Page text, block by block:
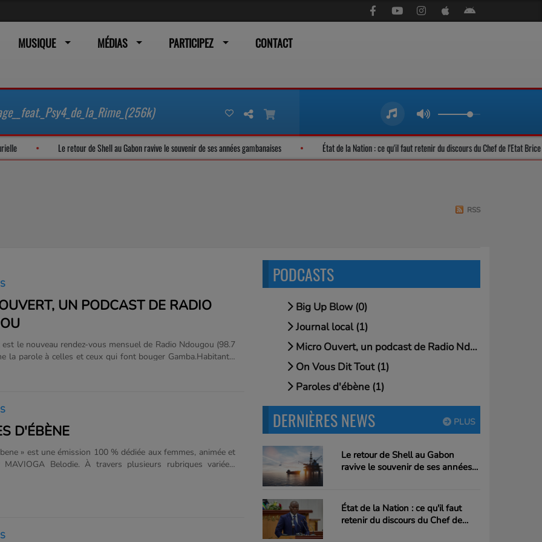
MUSIQUE MÉDIAS PARTICIPEZ CONTACT
plurielle Le retour de Shell au Gabon ravive le souvenir de ses années gambanaises État de la Nation : ce qu'il faut retenir du discours du Chef de
RSS
UN PODCAST DE RADIO
le nouveau rendez-vous mensuel de Radio Ndougou (98.7
la parole à celles et ceux qui font bouger Gamba.Habitants,
où la voix de chacun compte....
D'ÉBÈNE
» est une émission 100 % dédiée aux femmes, animée et
Belodie. À travers plusieurs rubriques variées,
Rubriques......
PODCASTS
Big Up Blow (0)
Journal local (1)
Micro Ouvert, un podcast de Radio Ndougou (1)
On Vous Dit Tout (1)
Paroles d'ébène (1)
PLUS
DERNIÈRES NEWS
Le retour de Shell au Gabon
ravive le souvenir de ses années
État de la Nation : ce qu'il faut
retenir du discours du Chef de